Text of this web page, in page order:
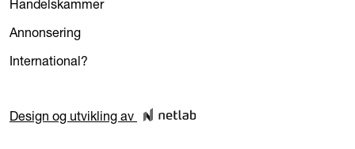
Handelskammer
Annonsering
International?
Design og utvikling av